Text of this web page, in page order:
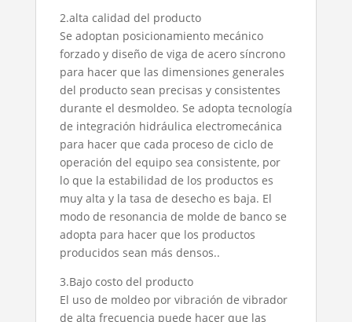
2.alta calidad del producto
Se adoptan posicionamiento mecánico
forzado y diseño de viga de acero síncrono
para hacer que las dimensiones generales
del producto sean precisas y consistentes
durante el desmoldeo. Se adopta tecnología
de integración hidráulica electromecánica
para hacer que cada proceso de ciclo de
operación del equipo sea consistente, por
lo que la estabilidad de los productos es
muy alta y la tasa de desecho es baja. El
modo de resonancia de molde de banco se
adopta para hacer que los productos
producidos sean más densos..
3.Bajo costo del producto
El uso de moldeo por vibración de vibrador
de alta frecuencia puede hacer que las